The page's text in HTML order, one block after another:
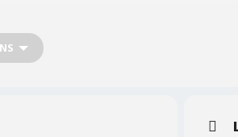
une session karaoké qui promet des